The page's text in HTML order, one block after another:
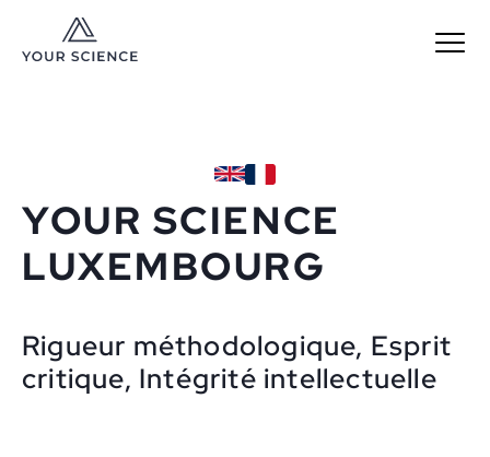
MENU
YOUR SCIENCE
LUXEMBOURG
Rigueur méthodologique, Esprit
critique, Intégrité intellectuelle